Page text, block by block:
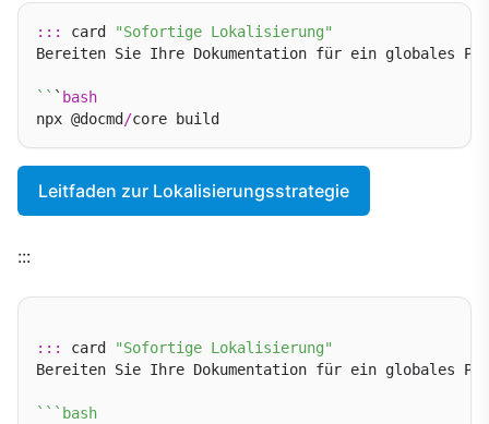
::: card
"Sofortige Lokalisierung"
Bereiten Sie Ihre Dokumentation für ein globales
`` ` bash
npx @docmd/
Leitfaden zur Lokalisierungsstrategie
:::
::: card
"Sofortige Lokalisierung"
Bereiten Sie Ihre Dokumentation für ein globales
`` `bash